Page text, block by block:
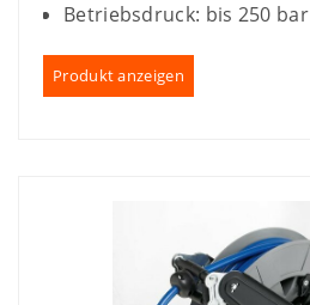
Betriebsdruck: bis 250 bar
Produkt anzeigen